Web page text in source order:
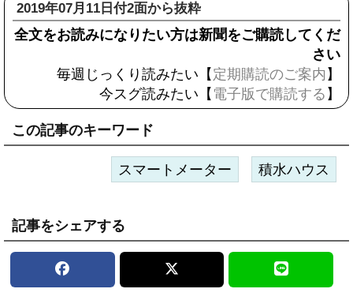
2019年07月11日付2面から抜粋
全文をお読みになりたい方は新聞をご購読してくだ
さい
毎週じっくり読みたい【 定期購読のご案内 】
今スグ読みたい【 電子版で購読する 】
この記事のキーワード
スマートメーター 積水ハウス
記事をシェアする